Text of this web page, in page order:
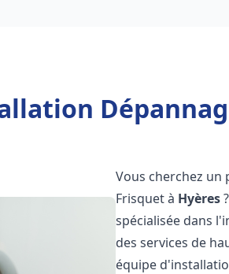
Vous cherchez
Frisquet à Hyères
spécialisée dans
des services de
équipe